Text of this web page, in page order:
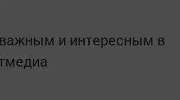
и интересным в